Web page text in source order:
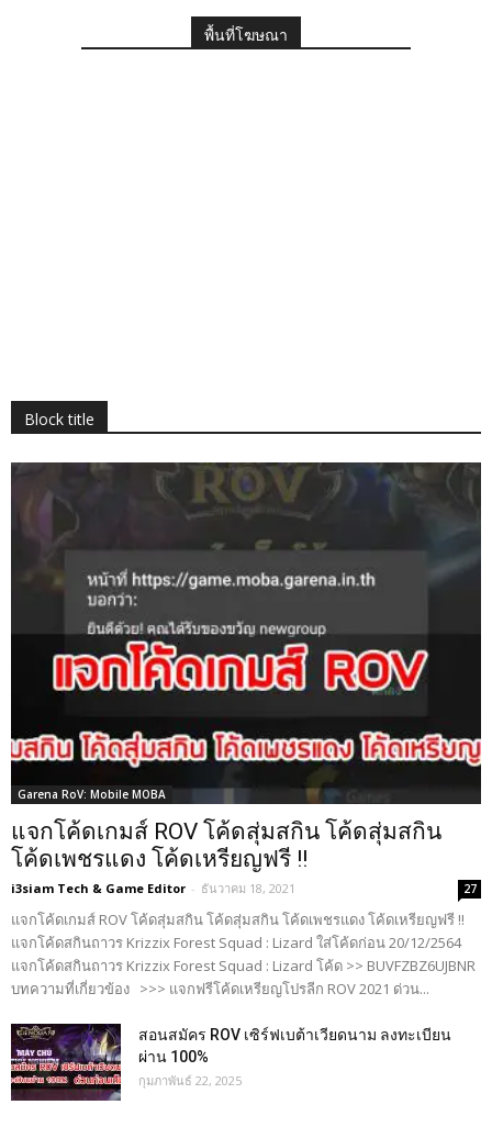
พื้นที่โฆษณา
Block title
Garena RoV: Mobile MOBA
แจกโค้ดเกมส์ ROV โค้ดสุ่มสกิน โค้ดสุ่มสกิน
โค้ดเพชรแดง โค้ดเหรียญฟรี !!
i3siam Tech & Game Editor - ธันวาคม 18, 2021 27
แจกโค้ดเกมส์ ROV โค้ดสุ่มสกิน โค้ดสุ่มสกิน โค้ดเพชรแดง โค้ดเหรียญฟรี !!
แจกโค้ดสกินถาวร Krizzix Forest Squad : Lizard ใส่โค้ดก่อน 20/12/2564
แจกโค้ดสกินถาวร Krizzix Forest Squad : Lizard โค้ด >> BUVFZBZ6UJBNR
บทความที่เกี่ยวข้อง >>> แจกฟรีโค้ดเหรียญโปรลีก ROV 2021 ด่วน...
สอนสมัคร ROV เซิร์ฟเบต้าเวียดนาม ลงทะเบียน
ผ่าน 100%
กุมภาพันธ์ 22, 2025